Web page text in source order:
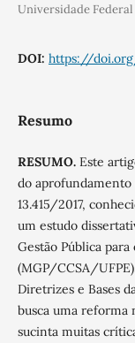
Universidade
DOI: https://
Resumo
RESUMO.Este
do
13.415/2017,
um estudo
Gestão Pública
(MGP/CCSA/
Diretrizes e Bases
busca uma
sucinta muitas